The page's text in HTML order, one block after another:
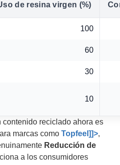
de resina virgen (%)
100
60
30
10
reciclado ahora es
marcas como Topfeel]]>,
Reducción de
a los consumidores